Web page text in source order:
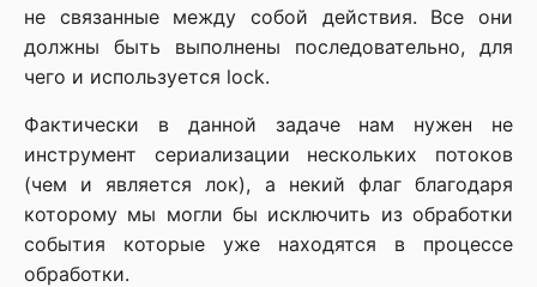
не связанные между собой действия. Все они
должны быть выполнены последовательно, для
чего и используется lock.
Фактически в данной задаче нам нужен не
инструмент сериализации нескольких потоков
(чем и является лок), а некий флаг благодаря
которому мы могли бы исключить из обработки
события которые уже находятся в процессе
обработки.